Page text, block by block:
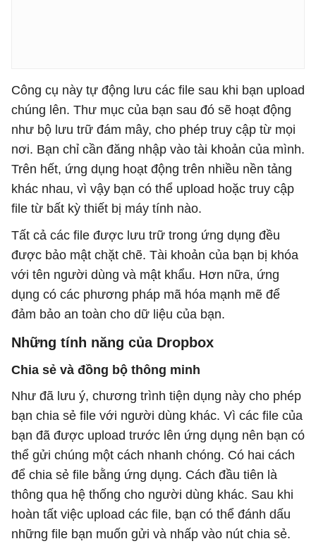
Công cụ này tự động lưu các file sau khi bạn upload
chúng lên. Thư mục của bạn sau đó sẽ hoạt động
như bộ lưu trữ đám mây, cho phép truy cập từ mọi
nơi. Bạn chỉ cần đăng nhập vào tài khoản của mình.
Trên hết, ứng dụng hoạt động trên nhiều nền tảng
khác nhau, vì vậy bạn có thể upload hoặc truy cập
file từ bất kỳ thiết bị máy tính nào.
Tất cả các file được lưu trữ trong ứng dụng đều
được bảo mật chặt chẽ. Tài khoản của bạn bị khóa
với tên người dùng và mật khẩu. Hơn nữa, ứng
dụng có các phương pháp mã hóa mạnh mẽ để
đảm bảo an toàn cho dữ liệu của bạn.
Những tính năng của Dropbox
Chia sẻ và đồng bộ thông minh
Như đã lưu ý, chương trình tiện dụng này cho phép
bạn chia sẻ file với người dùng khác. Vì các file của
bạn đã được upload trước lên ứng dụng nên bạn có
thể gửi chúng một cách nhanh chóng. Có hai cách
để chia sẻ file bằng ứng dụng. Cách đầu tiên là
thông qua hệ thống cho người dùng khác. Sau khi
hoàn tất việc upload các file, bạn có thể đánh dấu
những file bạn muốn gửi và nhấp vào nút chia sẻ.